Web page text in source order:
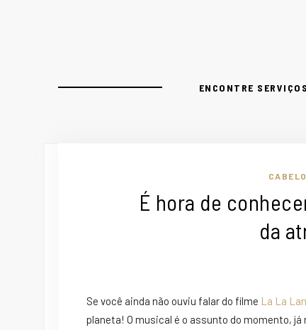
ENCONTRE SERVIÇOS
CABELO
É hora de
da
Se você ainda não ouviu falar do filme La La
planeta! O musical é o assunto do momento,